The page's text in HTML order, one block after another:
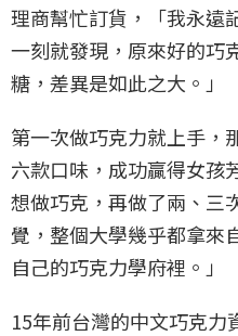
理商幫忙訂貨，「我永遠
一刻就發現，原來好的巧
糖，差異是如此之大。」
第一次做巧克力就上手，
六款口味，成功贏得女孩
想做巧克，再做了兩、三
覺，整個大學幾乎都拿來
自己的巧克力學府裡。」
15年前台灣的中文巧克力